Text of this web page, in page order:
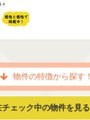
物件の特徴から探す！
チェック中の物件を見る